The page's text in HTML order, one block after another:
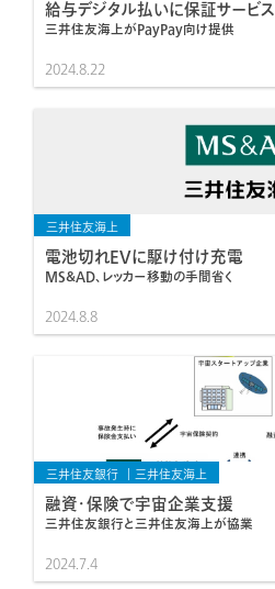
給与デジタル払いに保証サービス
三井住友海上がPayPay向け提供
2024.8.22
三井住友海上
電池切れEVに駆け付け充電
MS＆AD、レッカー移動の手間省く
2024.8.8
三井住友銀行 三井住友海上
融資・保険で宇宙企業支援
三井住友銀行と三井住友海上が協業
2024.7.4